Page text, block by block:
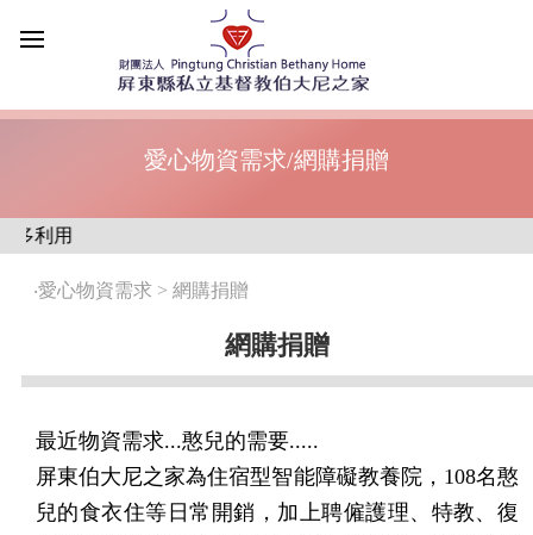
愛心物資需求/網購捐贈
用
‧愛心物資需求 > 網購捐贈
網購捐贈
最近物資需求...憨兒的需要.....
屏東伯大尼之家為住宿型智能障礙教養院，108名憨
兒的食衣住等日常開銷，加上聘僱護理、特教、復